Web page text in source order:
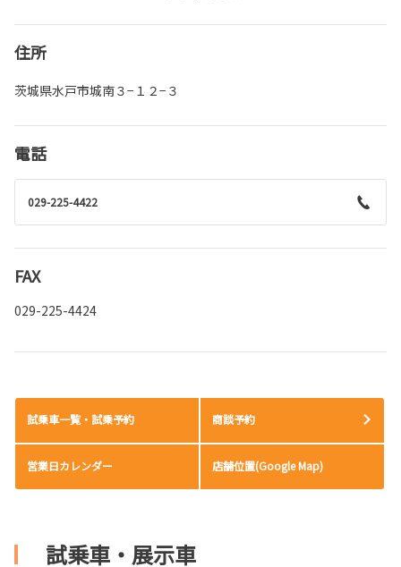
住所
茨城県水戸市城南３−１２−３
電話
029-225-4422
FAX
029-225-4424
試乗車一覧・試乗予約 商談予約
営業日カレンダー 店舗位置(Google Map)
試乗車・展示車